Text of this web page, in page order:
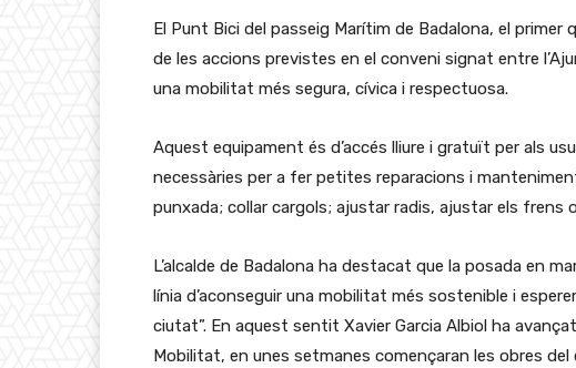
El Punt Bici del passeig Marítim de Badalona, el primer
de les accions previstes en el conveni signat entre
una mobilitat més segura, cívica i respectuosa.
Aquest equipament és d’accés lliure i gratuït per als
necessàries per a fer petites reparacions i
punxada; collar cargols; ajustar radis, ajustar els frens
L’alcalde de Badalona ha destacat que la posada en
línia d’aconseguir una mobilitat més sostenible i
ciutat”. En aquest sentit Xavier Garcia Albiol ha
Mobilitat, en unes setmanes començaran les obres